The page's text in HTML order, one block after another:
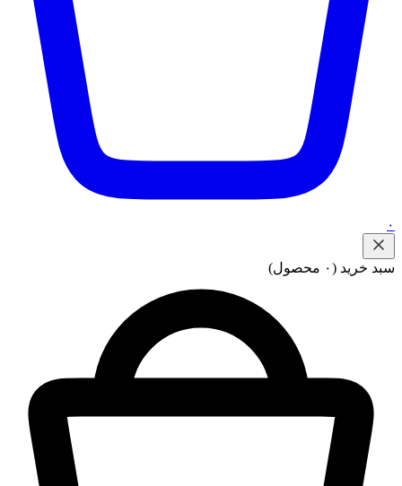
۰
سبد خرید (۰ محصول)